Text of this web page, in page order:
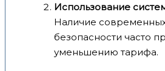
Использование
Наличие
безопасности часто
уменьшению тарифа.